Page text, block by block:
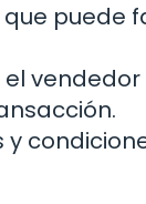
puede
vendedor